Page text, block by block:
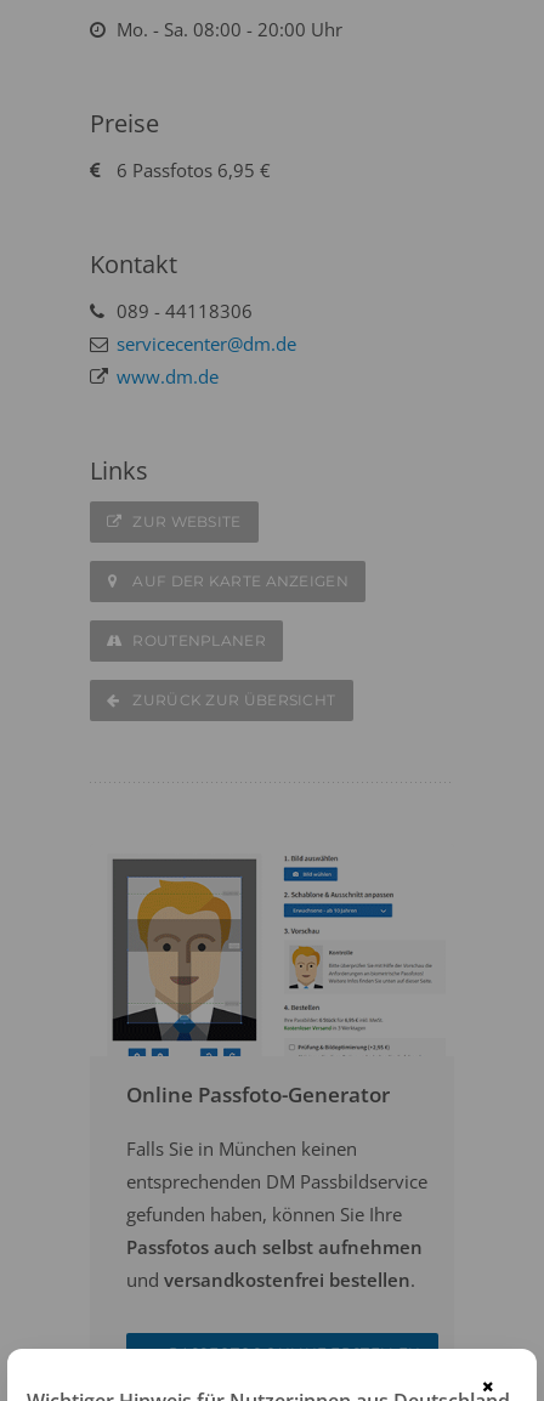
Mo. - Sa. 08:00 - 20:00 Uhr
Preise
6 Passfotos 6,95 €
Kontakt
089 - 44118306
servicecenter@dm.de
www.dm.de
Links
ZUR WEBSITE
AUF DER KARTE ANZEIGEN
ROUTENPLANER
ZURÜCK ZUR ÜBERSICHT
Online Passfoto-Generator
Falls Sie in München keinen
entsprechenden DM Passbildservice
gefunden haben, können Sie Ihre
Passfotos auch selbst aufnehmen
und versandkostenfrei bestellen.
PASSFOTOS ONLINE ERSTELLEN
×